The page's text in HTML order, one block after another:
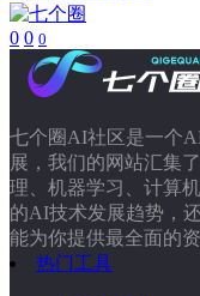
0 0 0
七个圈AI社区是一个
展，我们的网站汇集
理、机器学习、计算
的AI技术发展趋势，
能为你提供最全面的资
热门工具